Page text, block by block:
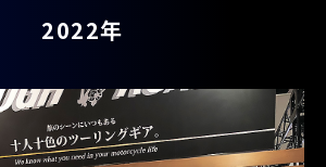
2022年